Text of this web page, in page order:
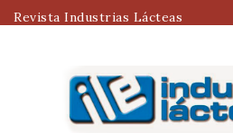
Revista Industrias Lácteas